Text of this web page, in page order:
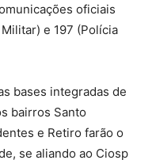
oficiais
e 197 (Polícia
bases integradas de
bairros Santo
e Retiro farão o
se aliando ao Ciosp